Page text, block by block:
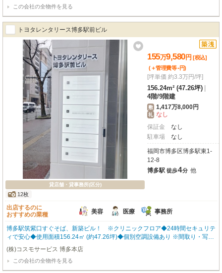
この会社の全物件を見る
トヨタレンタリース博多駅前ビル
貸店舗・貸事務所(区分)
12枚
155万9,580円 [税込]
(＋管理費等-円)
[坪単価 約3.3万円/坪]
156.24m² (47.26坪)
4階/9階建
敷 1,417万8,000円
礼 なし
保証金
なし
駐車場
なし
福岡市博多区博多駅東1-
12-8
博多駅 徒歩4分 他
出店するのに
おすすめの業種
美容 医療 事務所
博多駅筑紫口すぐそば、新築ビル！ ※クリニックフロア◆24時間セキュリテ
ィで安心◆使用面積156.24㎡ (約47.26坪)◆個別空調設備あり ※間取り・写真
は現況優先となります。 内覧をご希望の方はお気軽にお申し付けください！
福岡の物件全てご紹介出来ます！！何でもご相談下さい♪
(株)コスモサービス 博多本店
この会社の全物件を見る